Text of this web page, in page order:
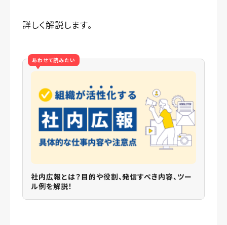
詳しく解説します。
あわせて読みたい
社内広報とは？目的や役割、発信すべき内容、ツー
ル例を解説！